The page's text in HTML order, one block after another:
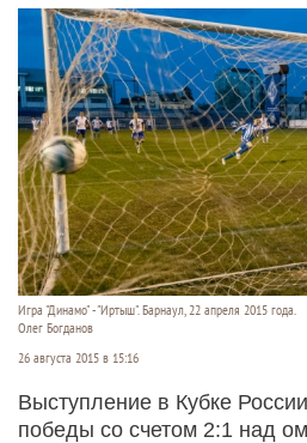
Игра "Динамо" - "Иртыш". Барнаул, 22 апреля 2015 года.
Олег Богданов
26 августа 2015 в 15:16
Выступление в Кубке
победы со счетом 2:1 над